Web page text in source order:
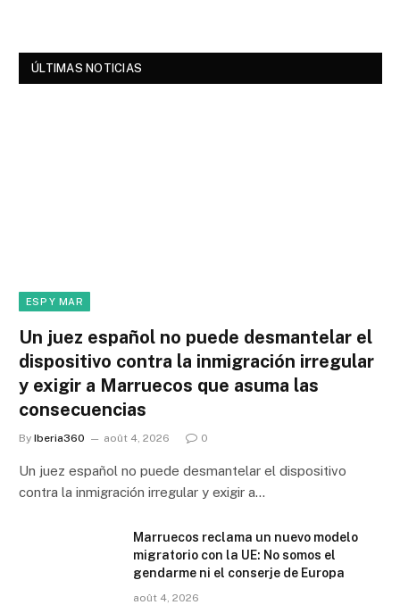
ÚLTIMAS NOTICIAS
ESP Y MAR
Un juez español no puede desmantelar el
dispositivo contra la inmigración irregular
y exigir a Marruecos que asuma las
consecuencias
By Iberia360 août 4, 2026 0
Un juez español no puede desmantelar el dispositivo
contra la inmigración irregular y exigir a…
Marruecos reclama un nuevo modelo
migratorio con la UE: No somos el
gendarme ni el conserje de Europa
août 4, 2026